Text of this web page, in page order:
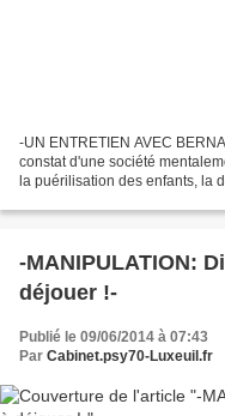
-UN ENTRETIEN AVEC
constat d'une société
la puérilisation des enfants, la
-MANIPULATION:
déjouer !-
Publié le 09/06/2014 à 07:43
Par Cabinet.psy70-Luxeuil.fr